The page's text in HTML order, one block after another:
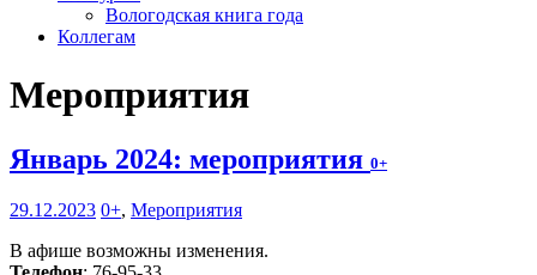
Вологодская книга года
Коллегам
Мероприятия
Январь 2024: мероприятия 0+
29.12.2023 0+, Мероприятия
В афише возможны изменения.